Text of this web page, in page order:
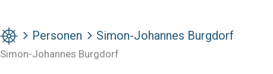
Personen Simon-Johannes Burgdorf
Simon-Johannes Burgdorf